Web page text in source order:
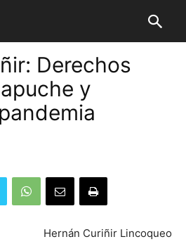
Derechos
y
Hernán Curiñir Lincoqueo